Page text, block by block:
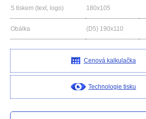
S tiskem (text, logo) 180x105
Obálka (D5) 190x110
Cenová kalkulačka
Technologie tisku